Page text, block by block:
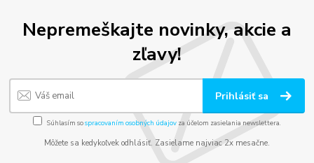
Nepremeškajte novinky, akcie a
zľavy!
Prihlásiť sa
Súhlasím sospracovaním osobných údajov za účelom zasielania newslettera.
Môžete sa kedykoľvek odhlásiť. Zasielame najviac 2x mesačne.